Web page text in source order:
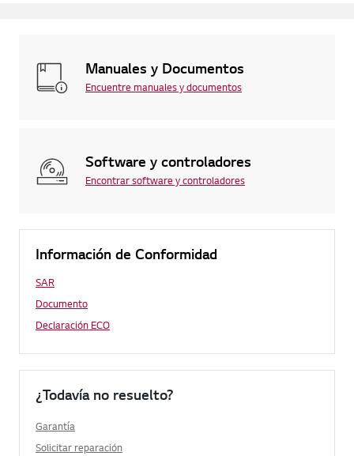
Manuales y Documentos
Encuentre manuales y documentos
Software y controladores
Encontrar software y controladores
Información de Conformidad
SAR
Documento
Declaración ECO
¿Todavía no resuelto?
Garantía
Solicitar reparación